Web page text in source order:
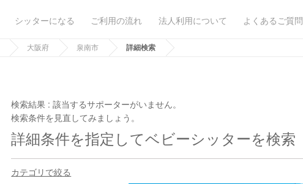
シッターになる ご利用の流れ 法人利用について よくあるご質問
大阪府 泉南市 詳細検索
検索結果 :該当するサポーターがいません。
検索条件を見直してみましょう。
詳細条件を指定してベビーシッターを検索
カテゴリで絞る